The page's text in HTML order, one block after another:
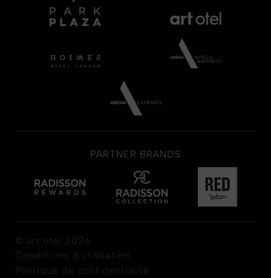
PARTNER BRANDS
© art'otel 2026
Conditions d'utilisation
Politique de confidentialité